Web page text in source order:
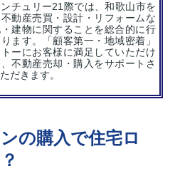
チュリー21際では、和歌山市を
動産売買・設計・リフォームな
建物に関することを総合的に行
ます。「顧客第一・地域密着」
ーにお客様に満足していただけ
不動産売却・購入をサポートさ
だきます。
の購入で住宅ロ